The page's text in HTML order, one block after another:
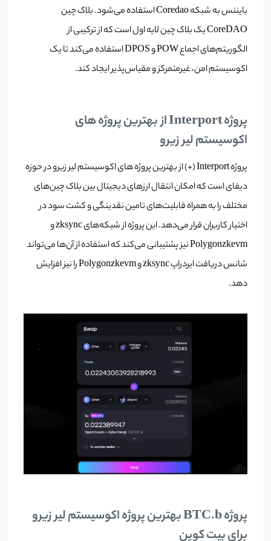
بایننس به شبکه Coredao استفاده می‌شود. بلاک چین
CoreDAO یک بلاک چین لایه اول است که از ترکیبی از
الگوریتم‌های اجماع POW و DPOS استفاده می‌کند تا یک
اکوسیستم امن، غیرمتمرکز و مقیاس‌پذیر ایجاد کند.
پروژه Interport از بهترین پروژه های
اکوسیستم لیر زیرو
پروژه Interport (+) از بهترین پروژه های اکوسیستم لیر زیرو در حوزه
دیفای است که امکان انتقال ارزهای دیجیتال بین بلاک چین‌های
مختلف را به همراه قابلیت‌های تامین نقدینگی و کشت سود در
اختیار کاربران قرار می‌دهد. این پروژه از شبکه‌های zksync و
Polygonzkevm نیز پشتیبانی می‌کند که استفاده از آن‌ها می‌تواند
شانس دریافت ایردراپ zksync و Polygonzkevm را نیز افزایش
دهد.
پروژه BTC.b بهترین پروژه اکوسیستم لیر زیرو
برای بیت کوین